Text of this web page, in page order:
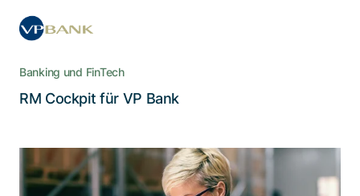
Banking und FinTech
RM Cockpit für VP Bank
Barrierefreiheit für die Inklusion im